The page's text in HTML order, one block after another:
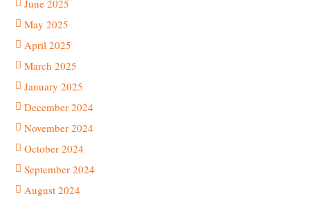
June 2025
May 2025
April 2025
March 2025
January 2025
December 2024
November 2024
October 2024
September 2024
August 2024